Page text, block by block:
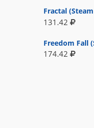
Fractal
131.42
Freedom Fall
174.42